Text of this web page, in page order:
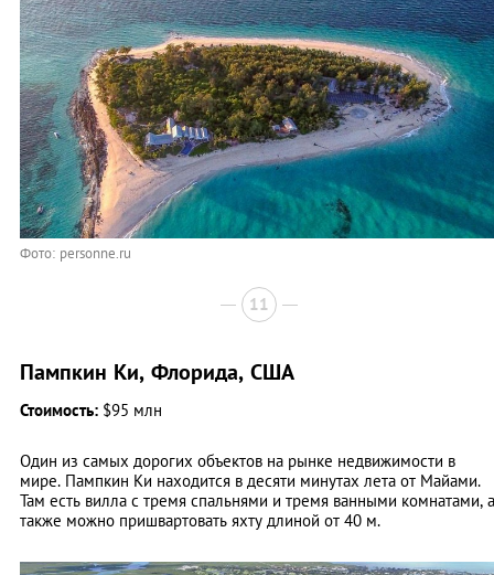
Фото: personne.ru
11
Пампкин Ки, Флорида, США
Стоимость: $95 млн
Один из самых дорогих объектов на рынке недвижимости в
мире. Пампкин Ки находится в десяти минутах лета от Майами.
Там есть вилла с тремя спальнями и тремя ванными комнатами, а
также можно пришвартовать яхту длиной от 40 м.